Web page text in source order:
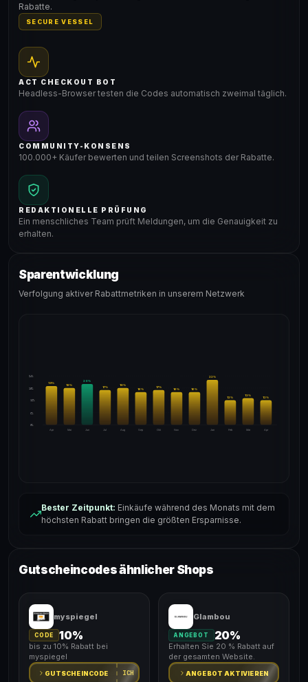
Rabatte.
SECURE VESSEL
ACT CHECKOUT BOT
Headless-Browser testen die Codes automatisch zweimal täglich.
COMMUNITY-KONSENS
100.000+ Käufer bewerten und teilen Screenshots der Rabatte.
REDAKTIONELLE PRÜFUNG
Ein menschliches Team prüft Meldungen, um die Genauigkeit zu
erhalten.
Sparentwicklung
Verfolgung aktiver Rabattmetriken in unserem Netzwerk
24%
18%
12%
6%
0%
Apr
19%
Mai
18%
Jun
20%
Jul
17%
Aug
18%
Sep
16%
Okt
17%
Nov
16%
Dez
16%
Jan
22%
Feb
12%
Mär
13%
Apr
12%
Bester Zeitpunkt: Einkäufe während des Monats mit dem
höchsten Rabatt bringen die größten Ersparnisse.
Gutscheincodes ähnlicher Shops
myspiegel
CODE 10%
bis zu 10% Rabatt bei
myspiegel
GUTSCHEINCODE ICH
Glambou
ANGEBOT 20%
Erhalten Sie 20 % Rabatt auf
der gesamten Website.
ANGEBOT AKTIVIEREN